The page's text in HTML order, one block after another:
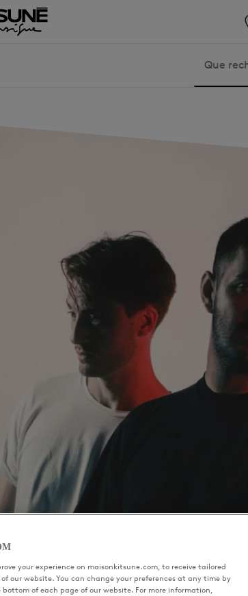
your experience on maisonkitsune.com, to receive tailored
our website. You can change your preferences at any time by
of each page of our website. For more information,